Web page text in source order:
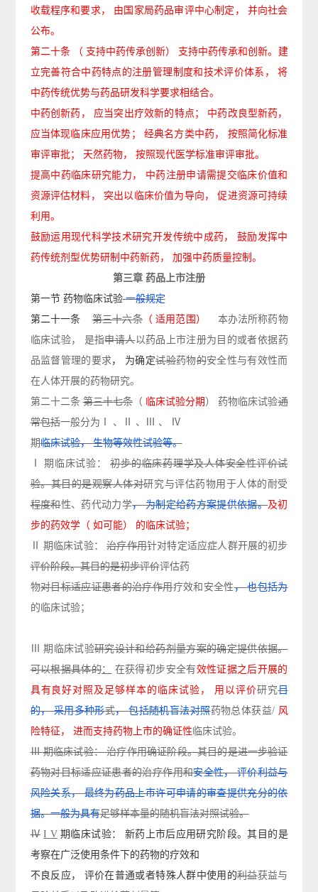
收载程序和要求，
由国家局药品审评中心制定，
并向社会
公布。
第二十条
（ 支持中药传承创新）
支持中药传承和创新。建
立完善符合中药特点的注册管理制度和技术评价体系，
将
中药传统优势与药品研发科学要求相结合。
中药创新药，
应当突出疗效新的特点；
中药改良型新药，
应当体现临床应用优势；
经典名方类中药，
按照简化标准
审评审批；
天然药物，
按照现代医学标准审评审批。
提高中药临床研究能力，
中药注册申请需提交临床价值和
资源评估材料，
突出以临床价值为导向，
促进资源可持续
利用。
鼓励运用现代科学技术研究开发传统中成药，
鼓励发挥中
药传统剂型优势研制中药新药，
加强中药质量控制。
第三章 药品上市注册
第一节 药物临床试验 一般规定
第二十一条
第三十六条（ 适用范围）
本办法所称药物
临床试验， 是指申请人以药品 上市注册为目的或者依据药
品监督管理的要求， 为确定试验药物的安全性与有效性而
在人体开展的药物研究。
第二十二条 第三十七条（ 临床试验分期 ） 药物临床试验通
常包括一般分为 Ⅰ 、Ⅱ 、Ⅲ 、 Ⅳ
期临床试验， 生物等效性试验等。
Ⅰ 期临床试验：初步的临床药理学及人体安全性评价试
验。其目的是观察人体对研究与评估药物用于人体的耐受
程度和性、 药代动力学， 为制定给药方案提供依据。及初
步的药效学（ 如可能）
的临床试验；
Ⅱ 期临床试验：
治疗作用针对特定适应症人群开展的初步
评价阶段。其目的是初步评价评估药
物对目标适应证患者的治疗作用疗效和安全性， 也包括为
的临床试验；
Ⅲ 期临床试验研究设计和给药剂量方案的确定提供依据。
可以根据具体的： 在获得初步安全有效性证据之后开展的
具有良好对照及足够样本的临床试验，
用以评价研究目
的， 采用多种形式， 包括随机盲法对照药物总体获益/ 风
险特征，
进而支持药物上市的确证性 临床试验。
Ⅲ 期临床试验： 治疗作用确证阶段。其目的是进一步验证
药物对目标适应证患者的治疗作用和安全性， 评价利益与
风险关系， 最终为药品上市许可申请的审查提供充分的依
据。一般为具有足够样本量的随机盲法对照试验。
Ⅳ I V 期临床试验：
新药上市后应用研究阶段。其目的是
考察在广泛使用条件下的药物的疗效和
不良反应，
评价在普通或者特殊人群中使用的利益获益与